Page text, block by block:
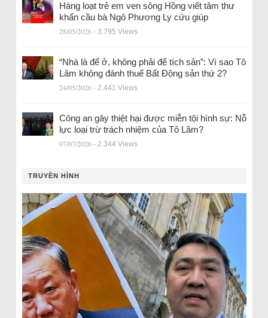
Hàng loạt trẻ em ven sông Hồng viết tâm thư
khẩn cầu bà Ngô Phương Ly cứu giúp
28/05/2026 - 3.795 Views
“Nhà là để ở, không phải để tích sản”: Vì sao Tô
Lâm không đánh thuế Bất Động sản thứ 2?
24/05/2026 - 2.441 Views
Công an gây thiệt hại được miễn tội hình sự: Nỗ
lực loại trừ trách nhiệm của Tô Lâm?
07/07/2026 - 2.344 Views
TRUYỀN HÌNH